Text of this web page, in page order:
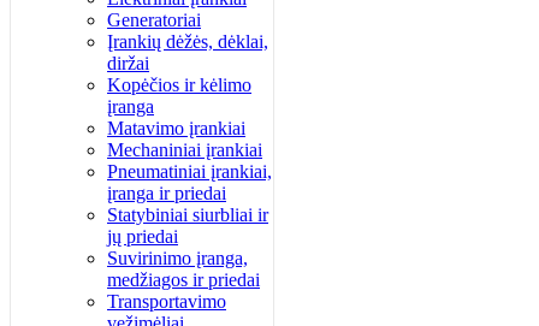
Generatoriai
Įrankių dėžės, dėklai,
diržai
Kopėčios ir kėlimo
įranga
Matavimo įrankiai
Mechaniniai įrankiai
Pneumatiniai įrankiai,
įranga ir priedai
Statybiniai siurbliai ir
jų priedai
Suvirinimo įranga,
medžiagos ir priedai
Transportavimo